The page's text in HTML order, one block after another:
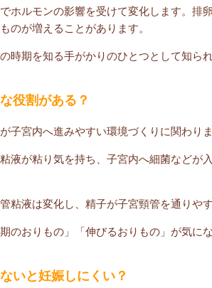
ホルモンの影響を受けて変化します。排
のが増えることがあります。
時期を知る手がかりのひとつとして知られ
役割がある？
子宮内へ進みやすい環境づくりに関わりま
液が粘り気を持ち、子宮内へ細菌などが
粘液は変化し、精子が子宮頸管を通りや
のおりもの」「伸びるおりもの」が気に
いと妊娠しにくい？